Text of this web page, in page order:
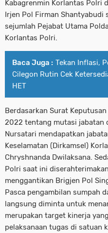
Kabagrenmin Korlantas Polri
Irjen Pol Firman
sejumlah Pejabat Utama
Korlantas Polri.
Baca Juga : Tekan Inflasi,
Cilegon Rutin Cek
HET
Berdasarkan Surat
2022 tentang mutasi jabatan
Nursatari mendapatkan
Keselamatan (Dirkamsel)
Chryshnanda Dwilaksana.
Polri saat ini
menggantikan Brigjen Pol
Pasca pengambilan sumpah
langsung diminta untuk
merupakan target kinerja
pelaksanaan tugas di satuan